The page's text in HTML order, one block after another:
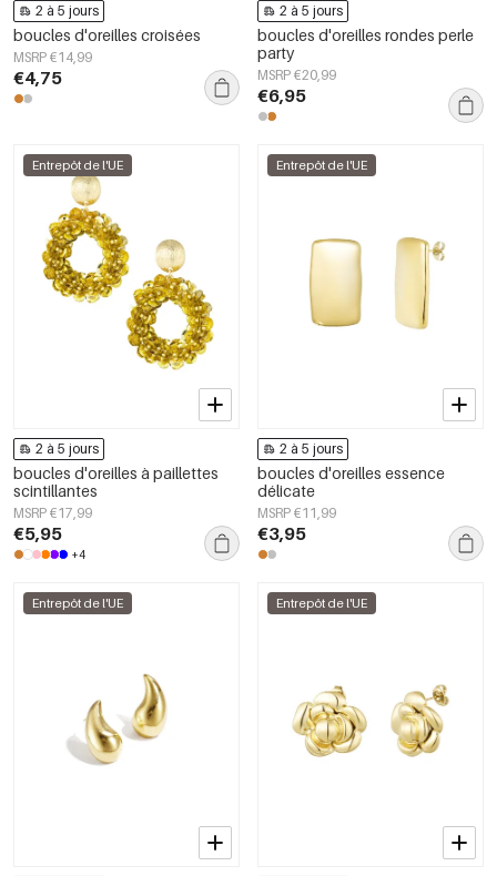
2 à 5 jours
boucles d'oreilles croisées
MSRP €14,99
€4,75
2 à 5 jours
boucles d'oreilles rondes perle
party
MSRP €20,99
€6,95
Entrepôt de l'UE
2 à 5 jours
boucles d'oreilles à paillettes
scintillantes
MSRP €17,99
€5,95
+4
Entrepôt de l'UE
2 à 5 jours
boucles d'oreilles essence
délicate
MSRP €11,99
€3,95
Entrepôt de l'UE Entrepôt de l'UE